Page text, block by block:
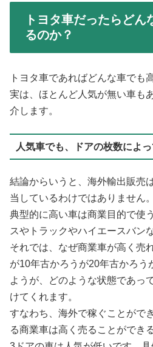
トヨタ車だったらど
るのか？
トヨタ車であればどんな車でも
実は、ほとんど人気が無い車も
介します。
人気車でも、ドアの枚数によ
結論からいうと、海外輸出販売
当しているわけではありません。
典型的に高い車は商業目的で使
スやトラックやハイエースバン
それでは、なぜ商業車が高く売
が10年古かろうが20年古かろう
ようが、どのような状態であっ
けてくれます。
すなわち、海外で稼ぐことがで
る商業車は高く売ることができ